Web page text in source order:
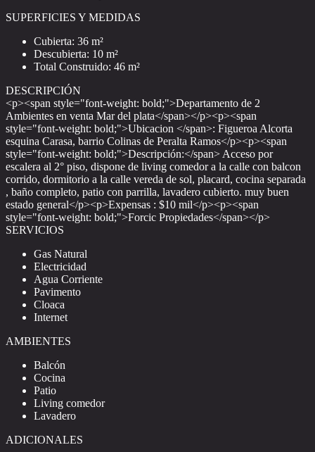
SUPERFICIES Y MEDIDAS
Cubierta: 36 m²
Descubierta: 10 m²
Total Construido: 46 m²
DESCRIPCIÓN
<p><span style="font-weight: bold;">Departamento de 2
Ambientes en venta Mar del plata</span></p><p><span
style="font-weight: bold;">Ubicacion </span>: Figueroa Alcorta
esquina Carasa, barrio Colinas de Peralta Ramos</p><p><span
style="font-weight: bold;">Descripción:</span> Acceso por
escalera al 2° piso, dispone de living comedor a la calle con balcon
corrido, dormitorio a la calle vereda de sol, placard, cocina separada
, baño completo, patio con parrilla, lavadero cubierto. muy buen
estado general</p><p>Expensas : $10 mil</p><p><span
style="font-weight: bold;">Forcic Propiedades</span></p>
SERVICIOS
Gas Natural
Electricidad
Agua Corriente
Pavimento
Cloaca
Internet
AMBIENTES
Balcón
Cocina
Patio
Living comedor
Lavadero
ADICIONALES